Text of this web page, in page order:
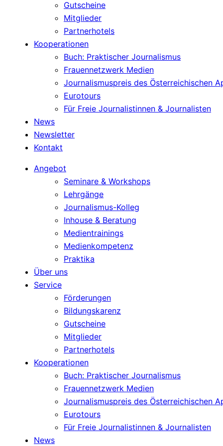
Gutscheine
Mitglieder
Partnerhotels
Kooperationen
Buch: Praktischer Journalismus
Frauennetzwerk Medien
Journalismuspreis des Österreichischen
Eurotours
Für Freie Journalistinnen & Journalisten
News
Newsletter
Kontakt
Angebot
Seminare & Workshops
Lehrgänge
Journalismus-Kolleg
Inhouse & Beratung
Medientrainings
Medienkompetenz
Praktika
Über uns
Service
Förderungen
Bildungskarenz
Gutscheine
Mitglieder
Partnerhotels
Kooperationen
Buch: Praktischer Journalismus
Frauennetzwerk Medien
Journalismuspreis des Österreichischen
Eurotours
Für Freie Journalistinnen & Journalisten
News